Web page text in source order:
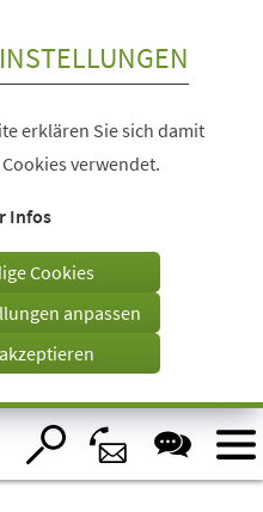
erklären Sie sich damit
verwendet.
Infos
Cookies
anpassen